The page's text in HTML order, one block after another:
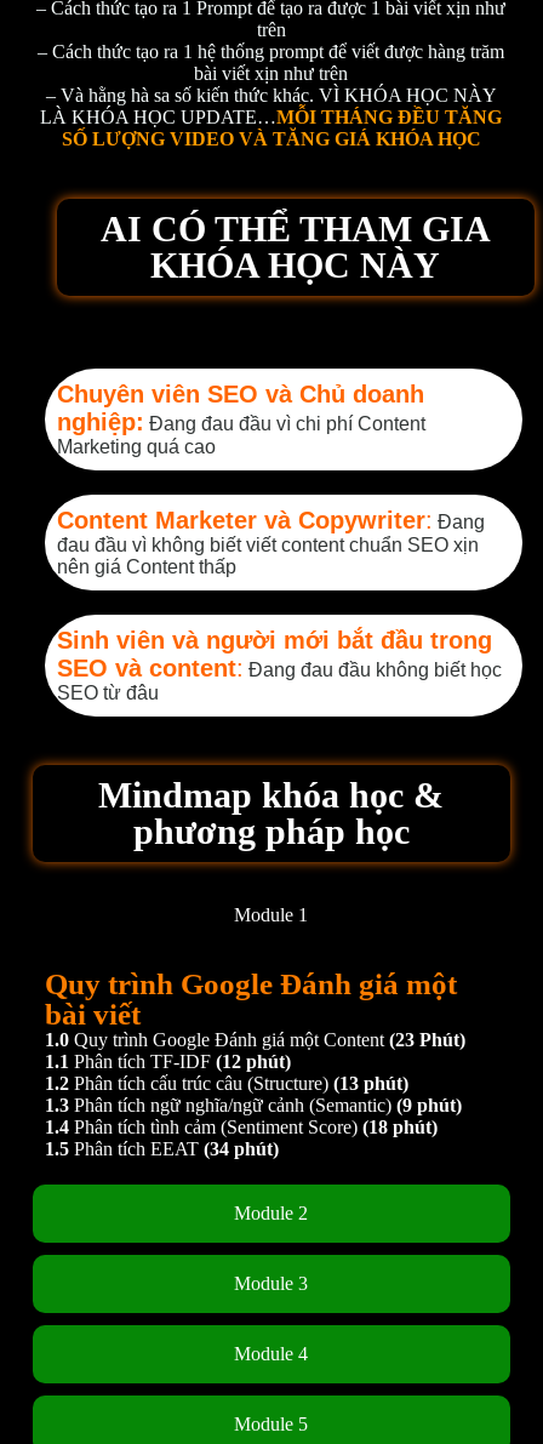
– Cách thức tạo ra 1 Prompt để tạo ra được 1 bài viết xịn như
trên
– Cách thức tạo ra 1 hệ thống prompt để viết được hàng trăm
bài viết xịn như trên
– Và hằng hà sa số kiến thức khác. VÌ KHÓA HỌC NÀY
LÀ KHÓA HỌC UPDATE…MỖI THÁNG ĐỀU TĂNG
SỐ LƯỢNG VIDEO VÀ TĂNG GIÁ KHÓA HỌC
AI CÓ THỂ THAM GIA
KHÓA HỌC NÀY
Chuyên viên SEO và Chủ doanh
nghiệp: Đang đau đầu vì chi phí Content
Marketing quá cao
Content Marketer và Copywriter: Đang
đau đầu vì không biết viết content chuẩn SEO xịn
nên giá Content thấp
Sinh viên và người mới bắt đầu trong
SEO và content: Đang đau đầu không biết học
SEO từ đâu
Mindmap khóa học &
phương pháp học
Module 1
Module 2
Module 3
Module 4
Module 5
Quy trình Google Đánh giá một
bài viết
1.0Quy trình Google Đánh giá một Content (23 Phút)
1.1 Phân tích TF-IDF (12 phút)
1.2Phân tích cấu trúc câu (Structure) (13 phút)
1.3Phân tích ngữ nghĩa/ngữ cảnh (Semantic) (9 phút)
1.4Phân tích tình cảm (Sentiment Score) (18 phút)
1.5Phân tích EEAT (34 phút)